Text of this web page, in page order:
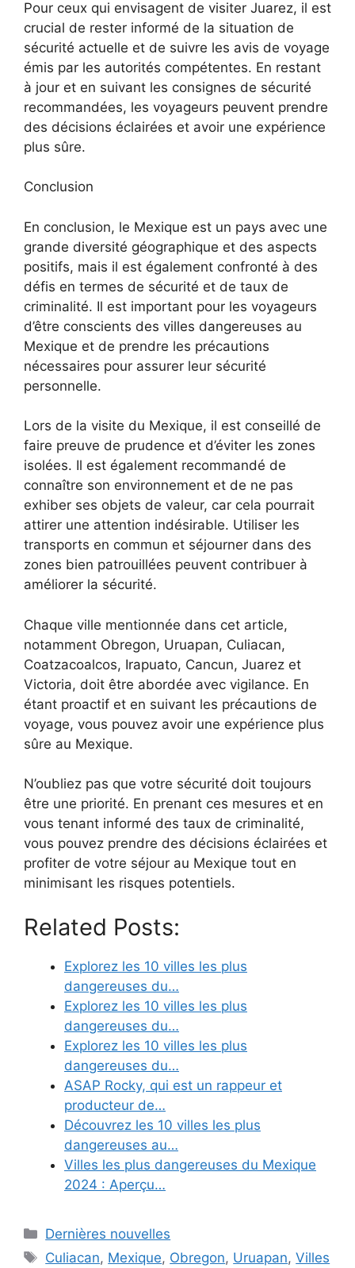
Pour ceux qui envisagent de visiter Juarez, il est
crucial de rester informé de la situation de
sécurité actuelle et de suivre les avis de voyage
émis par les autorités compétentes. En restant
à jour et en suivant les consignes de sécurité
recommandées, les voyageurs peuvent prendre
des décisions éclairées et avoir une expérience
plus sûre.
Conclusion
En conclusion, le Mexique est un pays avec une
grande diversité géographique et des aspects
positifs, mais il est également confronté à des
défis en termes de sécurité et de taux de
criminalité. Il est important pour les voyageurs
d’être conscients des villes dangereuses au
Mexique et de prendre les précautions
nécessaires pour assurer leur sécurité
personnelle.
Lors de la visite du Mexique, il est conseillé de
faire preuve de prudence et d’éviter les zones
isolées. Il est également recommandé de
connaître son environnement et de ne pas
exhiber ses objets de valeur, car cela pourrait
attirer une attention indésirable. Utiliser les
transports en commun et séjourner dans des
zones bien patrouillées peuvent contribuer à
améliorer la sécurité.
Chaque ville mentionnée dans cet article,
notamment Obregon, Uruapan, Culiacan,
Coatzacoalcos, Irapuato, Cancun, Juarez et
Victoria, doit être abordée avec vigilance. En
étant proactif et en suivant les précautions de
voyage, vous pouvez avoir une expérience plus
sûre au Mexique.
N’oubliez pas que votre sécurité doit toujours
être une priorité. En prenant ces mesures et en
vous tenant informé des taux de criminalité,
vous pouvez prendre des décisions éclairées et
profiter de votre séjour au Mexique tout en
minimisant les risques potentiels.
Related Posts:
Explorez les 10 villes les plus
dangereuses du…
Explorez les 10 villes les plus
dangereuses du…
Explorez les 10 villes les plus
dangereuses du…
ASAP Rocky, qui est un rappeur et
producteur de…
Découvrez les 10 villes les plus
dangereuses au…
Villes les plus dangereuses du Mexique
2024 : Aperçu…
Categories
Dernières nouvelles
Tags
Culiacan, Mexique, Obregon, Uruapan,Villes